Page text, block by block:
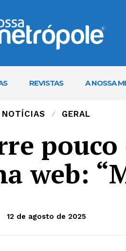
REVISTAS A NOSSA
NOTÍCIAS GERAL
pouco
web:
12 de agosto de 2025